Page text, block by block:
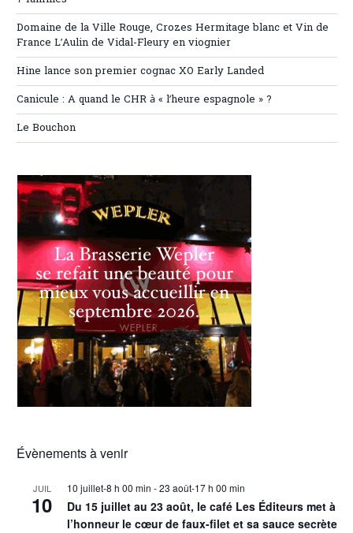
Domaine de la Ville Rouge, Crozes Hermitage blanc et Vin de
France L’Aulin de Vidal-Fleury en viognier
Hine lance son premier cognac XO Early Landed
Canicule : A quand le CHR à « l’heure espagnole » ?
Le Bouchon
Évènements à venir
JUIL
10
10 juillet-8 h 00 min -23 août-17 h 00 min
Du 15 juillet au 23 août, le café Les Éditeurs met à
l’honneur le cœur de faux-filet et sa sauce secrète